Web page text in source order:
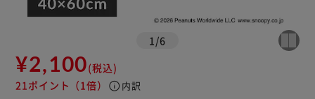
1 /6
¥2,100(税込)
21ポイント （1倍） info 内訳